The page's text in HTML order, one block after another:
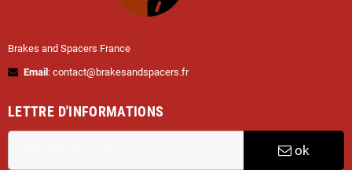
Brakes and Spacers France
Email : contact@brakesandspacers.fr
LETTRE D'INFORMATIONS
ok